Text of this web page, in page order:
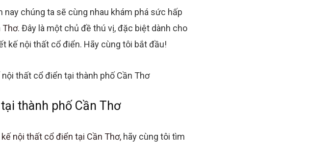
chúng ta sẽ cùng nhau khám phá sức hấp
Đây là một chủ đề thú vị, đặc biệt dành cho
kế nội thất cổ điển. Hãy cùng tôi bắt đầu!
thành phố Cần Thơ
nội thất cổ điển tại Cần Thơ, hãy cùng tôi tìm